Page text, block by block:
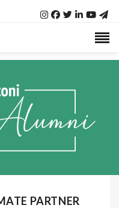
PARTNER